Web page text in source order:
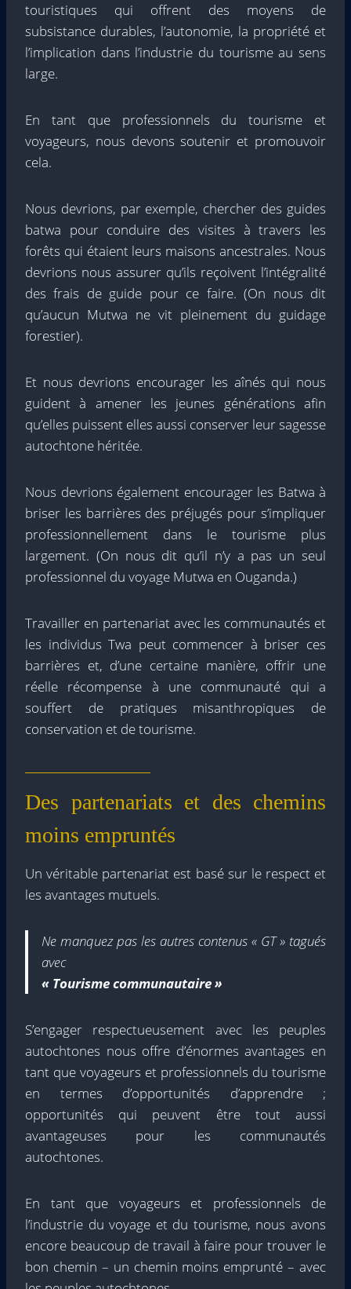
touristiques qui offrent des moyens de
subsistance durables, l’autonomie, la propriété et
l’implication dans l’industrie du tourisme au sens
large.
En tant que professionnels du tourisme et
voyageurs, nous devons soutenir et promouvoir
cela.
Nous devrions, par exemple, chercher des guides
batwa pour conduire des visites à travers les
forêts qui étaient leurs maisons ancestrales. Nous
devrions nous assurer qu’ils reçoivent l’intégralité
des frais de guide pour ce faire. (On nous dit
qu’aucun Mutwa ne vit pleinement du guidage
forestier).
Et nous devrions encourager les aînés qui nous
guident à amener les jeunes générations afin
qu’elles puissent elles aussi conserver leur sagesse
autochtone héritée.
Nous devrions également encourager les Batwa à
briser les barrières des préjugés pour s’impliquer
professionnellement dans le tourisme plus
largement. (On nous dit qu’il n’y a pas un seul
professionnel du voyage Mutwa en Ouganda.)
Travailler en partenariat avec les communautés et
les individus Twa peut commencer à briser ces
barrières et, d’une certaine manière, offrir une
réelle récompense à une communauté qui a
souffert de pratiques misanthropiques de
conservation et de tourisme.
Des partenariats et des chemins
moins empruntés
Un véritable partenariat est basé sur le respect et
les avantages mutuels.
Ne manquez pas les autres contenus « GT » tagués
avec
« Tourisme communautaire »
S’engager respectueusement avec les peuples
autochtones nous offre d’énormes avantages en
tant que voyageurs et professionnels du tourisme
en termes d’opportunités d’apprendre ;
opportunités qui peuvent être tout aussi
avantageuses pour les communautés
autochtones.
En tant que voyageurs et professionnels de
l’industrie du voyage et du tourisme, nous avons
encore beaucoup de travail à faire pour trouver le
bon chemin – un chemin moins emprunté – avec